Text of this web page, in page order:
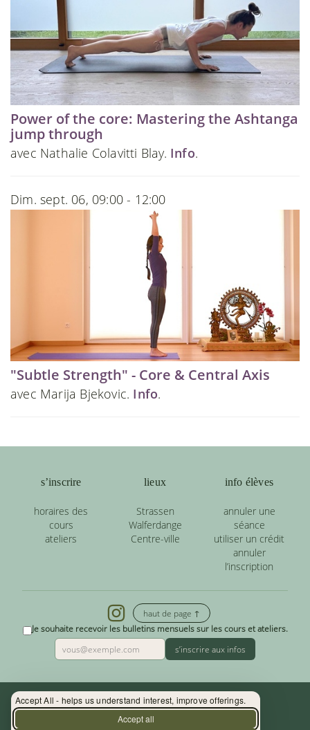
Accept All - helps us understand interest, improve offerings.
Accept all
Power of the core: Mastering the Ashtanga
jump through
avec Nathalie Colavitti Blay. Info.
Dim. sept. 06, 09:00 - 12:00
"Subtle Strength" - Core & Central Axis
avec Marija Bjekovic. Info.
s’inscrire
horaires des
cours
ateliers
lieux
Strassen
Walferdange
Centre-ville
info élèves
annuler une
séance
utiliser un crédit
annuler
l’inscription
haut de page ↑
Je souhaite recevoir les bulletins mensuels sur les cours et ateliers.
s’inscrire aux infos
Contact : (+352) 33 34 19 - info@yoga.lu